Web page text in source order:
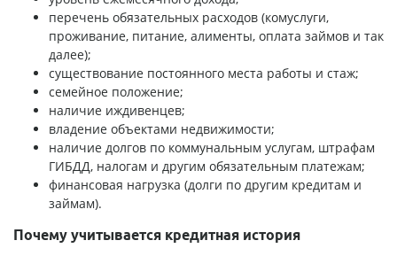
перечень обязательных расходов (комуслуги,
проживание, питание, алименты, оплата займов и так
далее);
существование постоянного места работы и стаж;
семейное положение;
наличие иждивенцев;
владение объектами недвижимости;
наличие долгов по коммунальным услугам, штрафам
ГИБДД, налогам и другим обязательным платежам;
финансовая нагрузка (долги по другим кредитам и
займам).
Почему учитывается кредитная история